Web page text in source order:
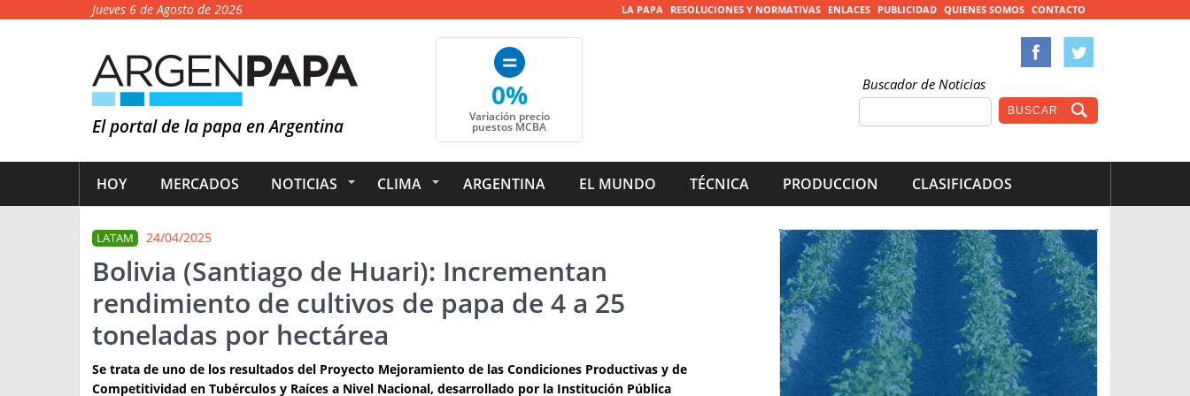
Jueves 6 de Agosto de 2026 LA PAPA RESOLUCIONES Y NORMATIVAS ENLACES PUBLICIDAD QUIENES SOMOS CONTACTO
El portal de la papa en Argentina
0%
Variación precio
puestos MCBA
Buscador de Noticias
HOY MERCADOS NOTICIAS CLIMA ARGENTINA EL MUNDO TÉCNICA PRODUCCION CLASIFICADOS
LATAM 24/04/2025
Bolivia (Santiago de Huari): Incrementan
rendimiento de cultivos de papa de 4 a 25
toneladas por hectárea
Se trata de uno de los resultados del Proyecto Mejoramiento de las Condiciones Productivas y de
Competitividad en Tubérculos y Raíces a Nivel Nacional, desarrollado por la Institución Pública